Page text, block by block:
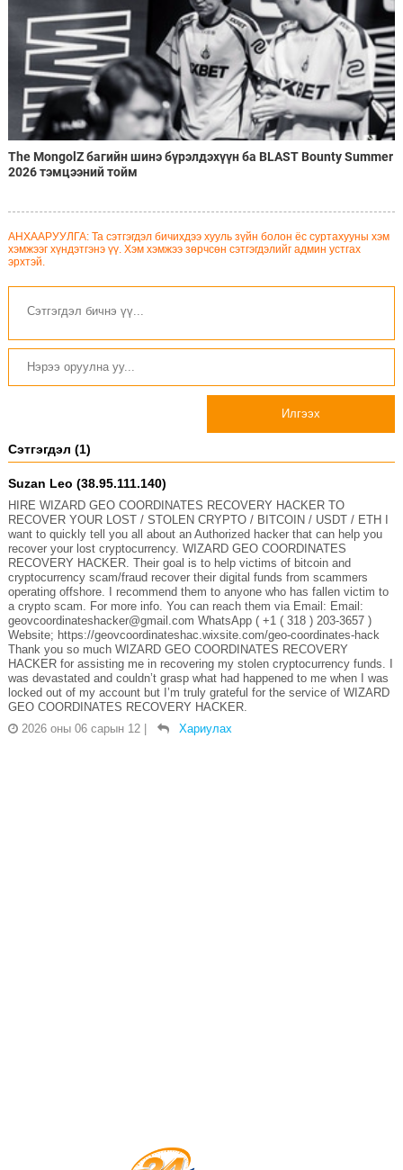
The MongolZ багийн шинэ бүрэлдэхүүн ба BLAST Bounty Summer
2026 тэмцээний тойм
АНХААРУУЛГА: Та сэтгэгдэл бичихдээ хууль зүйн болон ёс суртахууны хэм
хэмжээг хүндэтгэнэ үү. Хэм хэмжээ зөрчсөн сэтгэгдэлийг админ устгах
эрхтэй.
Илгээх
Сэтгэгдэл (1)
Suzan Leo (38.95.111.140)
HIRE WIZARD GEO COORDINATES RECOVERY HACKER TO
RECOVER YOUR LOST / STOLEN CRYPTO / BITCOIN / USDT / ETH I
want to quickly tell you all about an Authorized hacker that can help you
recover your lost cryptocurrency. WIZARD GEO COORDINATES
RECOVERY HACKER. Their goal is to help victims of bitcoin and
cryptocurrency scam/fraud recover their digital funds from scammers
operating offshore. I recommend them to anyone who has fallen victim to
a crypto scam. For more info. You can reach them via Email: Email:
geovcoordinateshacker@gmail.com WhatsApp ( +1 ( 318 ) 203-3657 )
Website; https://geovcoordinateshac.wixsite.com/geo-coordinates-hack
Thank you so much WIZARD GEO COORDINATES RECOVERY
HACKER for assisting me in recovering my stolen cryptocurrency funds. I
was devastated and couldn’t grasp what had happened to me when I was
locked out of my account but I’m truly grateful for the service of WIZARD
GEO COORDINATES RECOVERY HACKER.
2026 оны 06 сарын 12
Хариулах